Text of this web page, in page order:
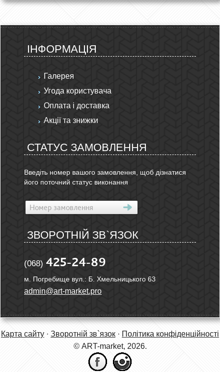
ІНФОРМАЦІЯ
Галерея
Угода користувача
Оплата і доставка
Акції та знижки
СТАТУС ЗАМОВЛЕННЯ
Введіть номер вашого замовлення, щоб дізнатися
його поточний статус виконання
ЗВОРОТНІЙ ЗВ`ЯЗОК
(068) 425-24-89
м. Погребище вул.: Б. Хмельницького 63
admin@art-market.pro
Карта сайту · Зворотній зв`язок · Політика конфіденційності
© ART-market, 2026.